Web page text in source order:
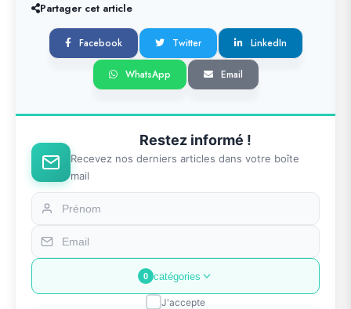
Partager cet article
Facebook Twitter LinkedIn
WhatsApp Email
Restez informé !
Recevez nos derniers articles dans votre boîte
mail
0 catégories
J'accepte